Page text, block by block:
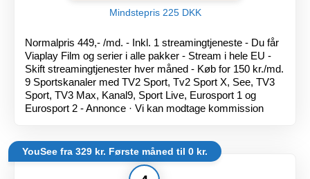
Mindstepris 225 DKK
Normalpris 449,- /md. - Inkl. 1 streamingtjeneste - Du får
Viaplay Film og serier i alle pakker - Stream i hele EU -
Skift streamingtjenester hver måned - Køb for 150 kr./md.
9 Sportskanaler med TV2 Sport, Tv2 Sport X, See, TV3
Sport, TV3 Max, Kanal9, Sport Live, Eurosport 1 og
Eurosport 2 - Annonce · Vi kan modtage kommission
YouSee fra 329 kr. Første måned til 0 kr.